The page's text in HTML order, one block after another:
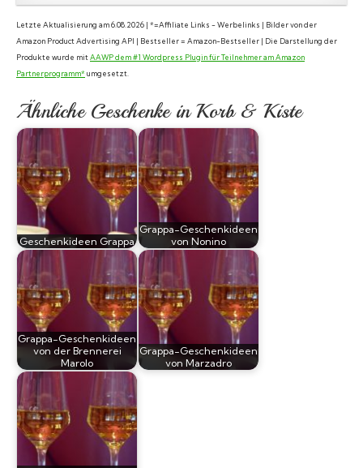
Letzte Aktualisierung am 6.08.2026 | *=Affiliate Links - Werbelinks | Bilder von der
Amazon Product Advertising API | Bestseller = Amazon-Bestseller | Die Darstellung der
Produkte wurde mitAAWP dem #1 Wordpress Plugin für Teilnehmer am Amazon
Partnerprogramm*umgesetzt.
Ähnliche Geschenke in Korb & Kiste
Geschenkideen Grappa
Grappa-Geschenkideen
von Nonino
Grappa-Geschenkideen
von der Brennerei
Marolo
Grappa-Geschenkideen
von Marzadro